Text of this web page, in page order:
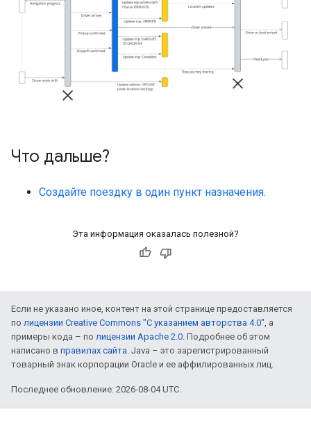
Что дальше?
Создайте поездку в один пункт назначения.
Эта информация оказалась полезной?
Если не указано иное, контент на этой странице предоставляется
по лицензии Creative Commons "С указанием авторства 4.0" , а
примеры кода – по лицензии Apache 2.0 . Подробнее об этом
написано в правилах сайта . Java – это зарегистрированный
товарный знак корпорации Oracle и ее аффилированных лиц.
Последнее обновление: 2026-08-04 UTC.